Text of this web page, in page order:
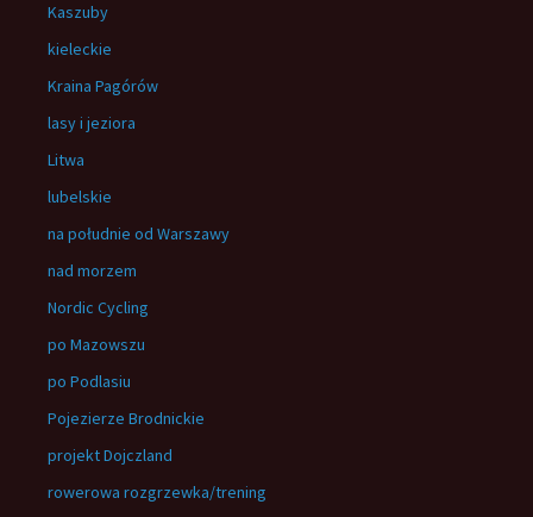
Kaszuby
kieleckie
Kraina Pagórów
lasy i jeziora
Litwa
lubelskie
na południe od Warszawy
nad morzem
Nordic Cycling
po Mazowszu
po Podlasiu
Pojezierze Brodnickie
projekt Dojczland
rowerowa rozgrzewka/trening